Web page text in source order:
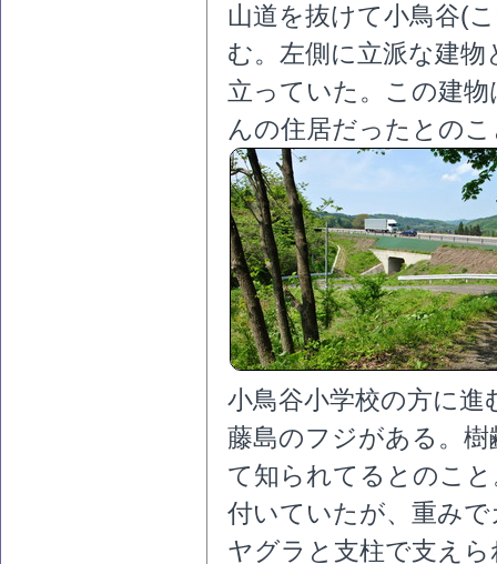
山道を抜けて小鳥谷(
む。左側に立派な建物
立っていた。この建
んの住居だったとの
小鳥谷小学校の方に
藤島のフジがある。
て知られてるとのこ
付いていたが、重み
ヤグラと支柱で支え